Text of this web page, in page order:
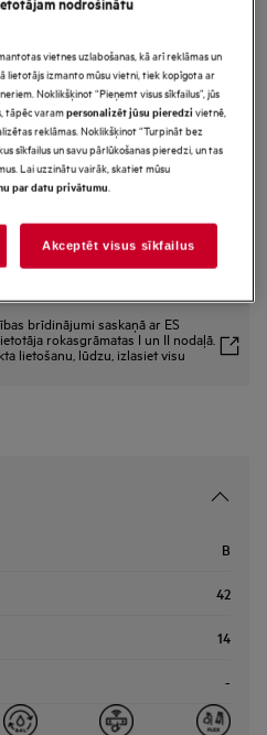
Trauku
pilnizmēra
alus un vīna glāzēm.
un plātis apakšējā grozā.
brīdinājumi saskaņā ar ES
rokasgrāmatas I un II nodaļā.
lietošanu, lūdzu, izlasiet visu
B
42
14
-
vietnes uzlabošanas, kā arī reklāmas un
lietotājs izmanto mūsu vietni, tiek kopīgota ar
Noklikšķinot “Pieņemt visus sīkfailus”, jūs
tāpēc varampersonalizēt jūsu pieredzivietnē,
reklāmas. Noklikšķinot “Turpināt bez
sīkfailus un savu pārlūkošanas pieredzi, un tas
Lai uzzinātu vairāk, skatiet mūsu
par datu privātumu.
Akceptēt visus sīkfailus